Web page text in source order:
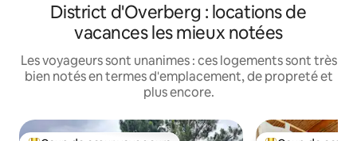
District d'Overberg : locations de
vacances les mieux notées
Les voyageurs sont unanimes : ces logements sont très
bien notés en termes d'emplacement, de propreté et
plus encore.